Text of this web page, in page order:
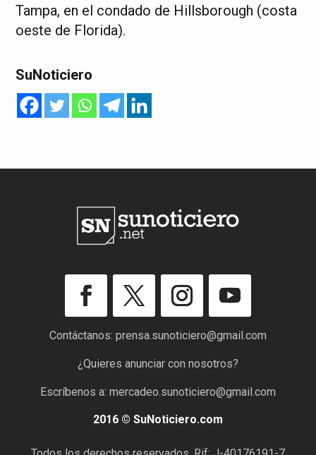
Tampa, en el condado de Hillsborough (costa
oeste de Florida).
SuNoticiero
Contáctanos: prensa.sunoticiero@gmail.com
¿Quieres anunciar con nosotros?
Escríbenos a: mercadeo.sunoticiero@gmail.com
2016 © SuNoticiero.com